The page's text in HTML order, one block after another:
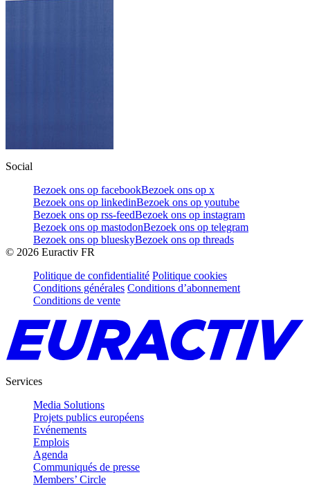
Social
Bezoek ons op facebookBezoek ons op x
Bezoek ons op linkedinBezoek ons op youtube
Bezoek ons op rss-feedBezoek ons op instagram
Bezoek ons op mastodonBezoek ons op telegram
Bezoek ons op blueskyBezoek ons op threads
© 2026 Euractiv FR
Politique de confidentialité Politique cookies
Conditions générales Conditions d’abonnement
Conditions de vente
Services
Media Solutions
Projets publics européens
Evénements
Emplois
Agenda
Communiqués de presse
Members’ Circle